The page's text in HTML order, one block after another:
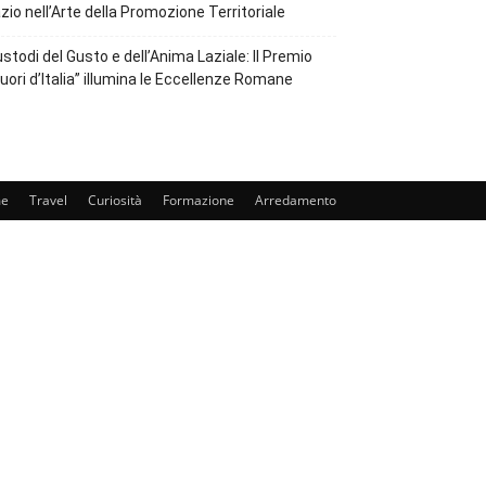
nell’Arte della Promozione Territoriale
del Gusto e dell’Anima Laziale: Il Premio
d’Italia” illumina le Eccellenze Romane
Travel Curiosità Formazione Arredamento